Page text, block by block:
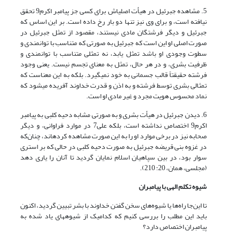
5. مشاهده جبرئیل در هیأت اصلی‏اش برای کسی جز پیامبر اکرم9 تحقق
نیافته است، و برای وی نیز تنها دو بار رخ داده است. بر این اساس که
جبرئیل و دیگر فرشتگان مادی نیستند، مقصود از تمثل جبرئیل در
صورت اصلی او این است که جبرئیل به صورتی که متناسب با توانمندی و
سطوت وجودی او باشد تمثل یابد، نه تمثلی متناسب با توانمندی و
ظرفیت بشری، و در هر حال، تمثل به معنای تجسم نیست. یعنی وجود
فرشته حقیقتاً‌ قالب جسمانی به خود نمی‏گیرد. بلکه به این معناست که
تمثالی بشری توسط فرشته و به اذن و قدرت خداوند آفریده می­شود که
نماد محسوس هویت مجرد و غیر مادی او است.
6. دیدن جبرئیل در هیأت بشری و به صورتی مشابه دحیه کلبی به پیامبر
اکرم9 اختصاص نداشته است، بلکه علی7 در موارد فراوانی، و دیگر
صحابه نیز در برخی موارد او را به این صورت مشاهده کرده­اند، چنان‌که
در غزوه بنی قریضه جبرئیل به صورت دحیه کلبی در حالی که بر استری
سوار بود، در بین سپاهیان اسلام نمایان گردید تا آنان را یاری دهد
(مجلسی، همان، 20: 210).
شیوه تکلم الهی با پیامبران
تا این‌جا راه‌ها یا شیوه‌های سخن گفتن خداوند با بشر تبیین گردید، اکنون
باید این مطلب را بررسی کنیم که کدامیک از شیوه­های یاد شده به
پیامبران اختصاص دارد؟